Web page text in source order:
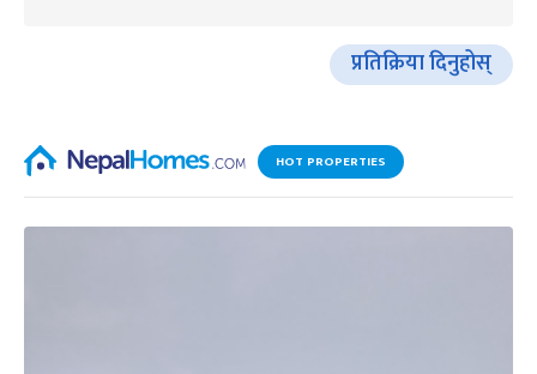
प्रतिक्रिया दिनुहोस्
HOT PROPERTIES